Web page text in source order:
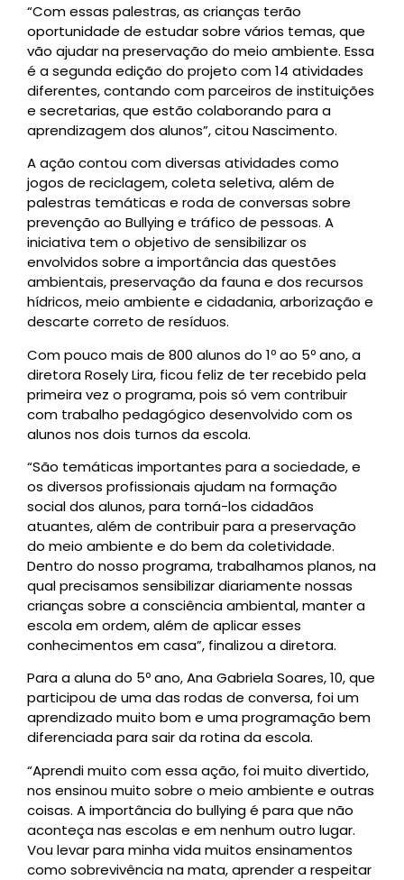
“Com essas palestras, as crianças terão
oportunidade de estudar sobre vários temas, que
vão ajudar na preservação do meio ambiente. Essa
é a segunda edição do projeto com 14 atividades
diferentes, contando com parceiros de instituições
e secretarias, que estão colaborando para a
aprendizagem dos alunos”, citou Nascimento.
A ação contou com diversas atividades como
jogos de reciclagem, coleta seletiva, além de
palestras temáticas e roda de conversas sobre
prevenção ao Bullying e tráfico de pessoas. A
iniciativa tem o objetivo de sensibilizar os
envolvidos sobre a importância das questões
ambientais, preservação da fauna e dos recursos
hídricos, meio ambiente e cidadania, arborização e
descarte correto de resíduos.
Com pouco mais de 800 alunos do 1º ao 5º ano, a
diretora Rosely Lira, ficou feliz de ter recebido pela
primeira vez o programa, pois só vem contribuir
com trabalho pedagógico desenvolvido com os
alunos nos dois turnos da escola.
“São temáticas importantes para a sociedade, e
os diversos profissionais ajudam na formação
social dos alunos, para torná-los cidadãos
atuantes, além de contribuir para a preservação
do meio ambiente e do bem da coletividade.
Dentro do nosso programa, trabalhamos planos, na
qual precisamos sensibilizar diariamente nossas
crianças sobre a consciência ambiental, manter a
escola em ordem, além de aplicar esses
conhecimentos em casa”, finalizou a diretora.
Para a aluna do 5º ano, Ana Gabriela Soares, 10, que
participou de uma das rodas de conversa, foi um
aprendizado muito bom e uma programação bem
diferenciada para sair da rotina da escola.
“Aprendi muito com essa ação, foi muito divertido,
nos ensinou muito sobre o meio ambiente e outras
coisas. A importância do bullying é para que não
aconteça nas escolas e em nenhum outro lugar.
Vou levar para minha vida muitos ensinamentos
como sobrevivência na mata, aprender a respeitar